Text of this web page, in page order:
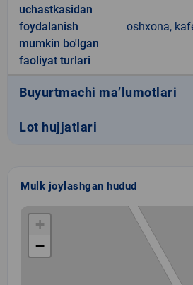
uchastkasidan
foydalanish
mumkin bo'lgan
faoliyat turlari
oshxona,
Buyurtmachi ma’lumotlari
Lot hujjatlari
Mulk joylashgan hudud
+
−